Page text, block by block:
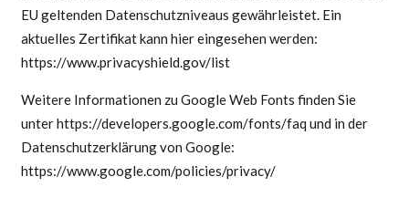
EU geltenden Datenschutzniveaus gewährleistet. Ein
aktuelles Zertifikat kann hier eingesehen werden:
https://www.privacyshield.gov/list
Weitere Informationen zu Google Web Fonts finden Sie
unter https://developers.google.com/fonts/faq und in der
Datenschutzerklärung von Google:
https://www.google.com/policies/privacy/